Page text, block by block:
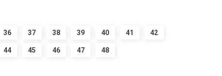
36 37 38 39 40 41 42
44 45 46 47 48